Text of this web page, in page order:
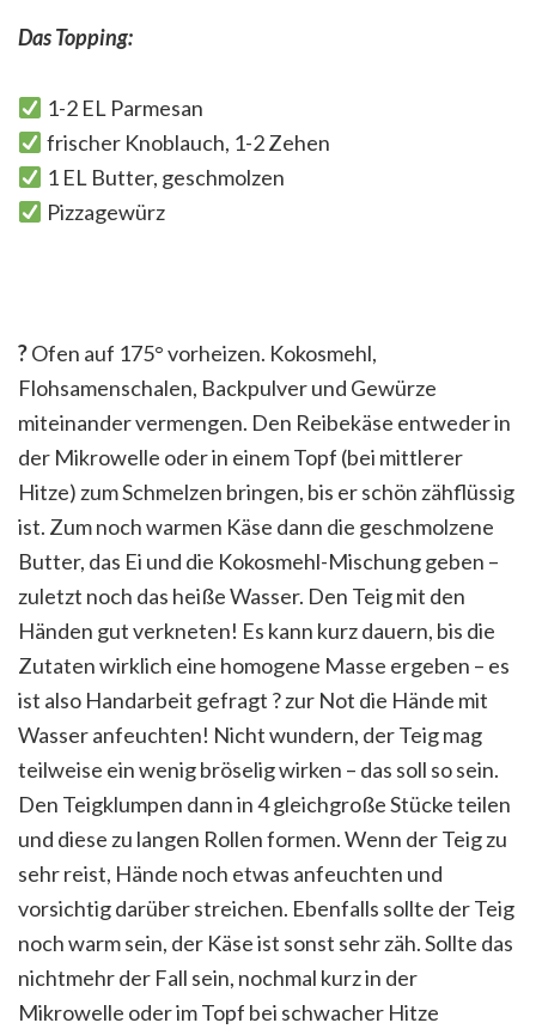
Das Topping:
1-2 EL Parmesan
frischer Knoblauch, 1-2 Zehen
1 EL Butter, geschmolzen
Pizzagewürz
?Ofen auf 175° vorheizen. Kokosmehl,
Flohsamenschalen, Backpulver und Gewürze
miteinander vermengen. Den Reibekäse entweder in
der Mikrowelle oder in einem Topf (bei mittlerer
Hitze) zum Schmelzen bringen, bis er schön zähflüssig
ist. Zum noch warmen Käse dann die geschmolzene
Butter, das Ei und die Kokosmehl-Mischung geben –
zuletzt noch das heiße Wasser. Den Teig mit den
Händen gut verkneten! Es kann kurz dauern, bis die
Zutaten wirklich eine homogene Masse ergeben – es
ist also Handarbeit gefragt ?zur Not die Hände mit
Wasser anfeuchten! Nicht wundern, der Teig mag
teilweise ein wenig bröselig wirken – das soll so sein.
Den Teigklumpen dann in 4 gleichgroße Stücke teilen
und diese zu langen Rollen formen. Wenn der Teig zu
sehr reist, Hände noch etwas anfeuchten und
vorsichtig darüber streichen. Ebenfalls sollte der Teig
noch warm sein, der Käse ist sonst sehr zäh. Sollte das
nichtmehr der Fall sein, nochmal kurz in der
Mikrowelle oder im Topf bei schwacher Hitze